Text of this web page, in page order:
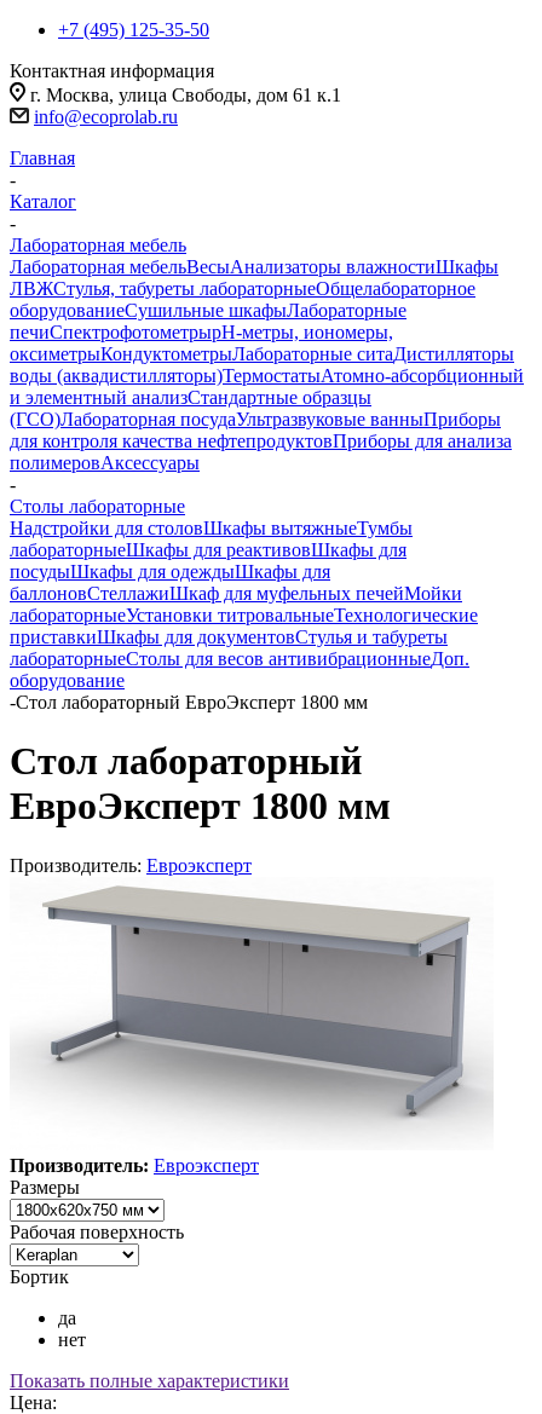
+7 (495) 125-35-50
Контактная информация
г. Москва, улица Свободы, дом 61 к.1
info@ecoprolab.ru
Главная
-
Каталог
-
Лабораторная мебель
Лабораторная мебельВесыАнализаторы влажностиШкафы
ЛВЖСтулья, табуреты лабораторныеОбщелабораторное
оборудованиеСушильные шкафыЛабораторные
печиСпектрофотометрыpH-метры, иономеры,
оксиметрыКондуктометрыЛабораторные ситаДистилляторы
воды (аквадистилляторы)ТермостатыАтомно-абсорбционный
и элементный анализСтандартные образцы
(ГСО)Лабораторная посудаУльтразвуковые ванныПриборы
для контроля качества нефтепродуктовПриборы для анализа
полимеровАксессуары
-
Столы лабораторные
Надстройки для столовШкафы вытяжныеТумбы
лабораторныеШкафы для реактивовШкафы для
посудыШкафы для одеждыШкафы для
баллоновСтеллажиШкаф для муфельных печейМойки
лабораторныеУстановки титровальныеТехнологические
приставкиШкафы для документовСтулья и табуреты
лабораторныеСтолы для весов антивибрационныеДоп.
оборудование
-Стол лабораторный ЕвроЭксперт 1800 мм
Стол лабораторный
ЕвроЭксперт 1800 мм
Производитель: Евроэксперт
Производитель: Евроэксперт
Размеры
Рабочая поверхность
Бортик
да
нет
Показать полные характеристики
Цена: